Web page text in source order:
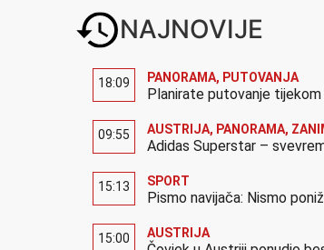
NAJNOVIJE
18:09 PANORAMA, PUTOVANJA
Planirate putovanje
09:55 AUSTRIJA, PANORAMA,
Adidas Superstar –
15:13 SPORT
Pismo navijača: Nismo
15:00 AUSTRIJA